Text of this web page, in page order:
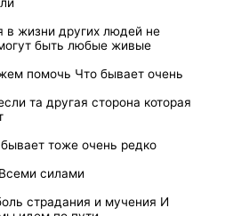
в жизни других людей не
быть любые живые
помочь Что бывает очень
та другая сторона которая
тоже очень редко
силами
страдания и мучения И